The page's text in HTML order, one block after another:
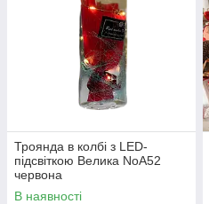
Троянда в колбі з LED-
підсвіткою Велика NoA52
червона
В наявності